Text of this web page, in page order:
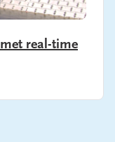
real-time